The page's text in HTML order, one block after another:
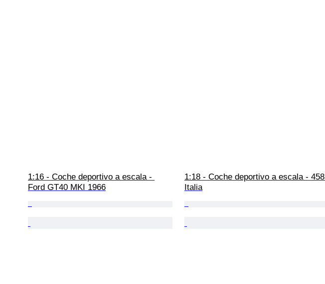
1:16 - Coche deportivo a escala -
Ford GT40 MKI 1966
1:18 - Coche deportivo a escala - 458
Italia